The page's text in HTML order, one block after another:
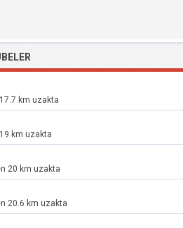
km uzakta
km uzakta
20 km uzakta
20.6 km uzakta